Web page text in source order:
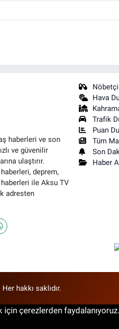
haberleri ve son
ve güvenilir
ulaştırır.
deprem,
ile Aksu TV
adresten
Hava
Trafik
Puan
Tüm
Son
Haber
hakkı saklıdır.
çerezlerden